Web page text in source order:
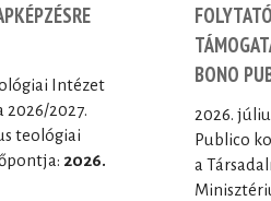
Intézet
2027.
teológiai
2026.
BONO
2026.
Publico
a